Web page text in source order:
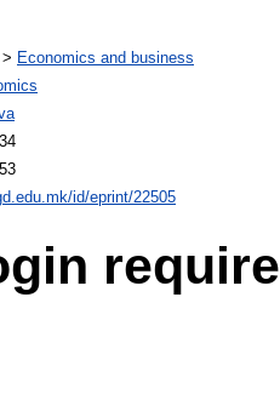
> Economics and business
id/eprint/22505